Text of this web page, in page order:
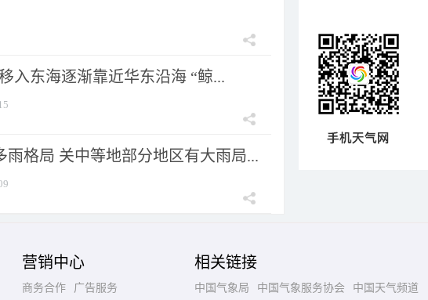
入东海逐渐靠近华东沿海 “鲸...
雨格局 关中等地部分地区有大雨局...
营销中心
商务合作 广告服务
相关链接
中国气象局 中国气象服务协会 中国天气频道